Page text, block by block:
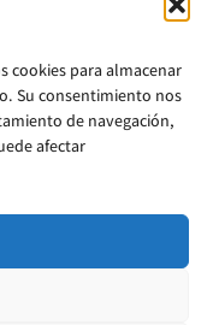
cookies para almacenar
Su consentimiento nos
de navegación,
afectar
periódico